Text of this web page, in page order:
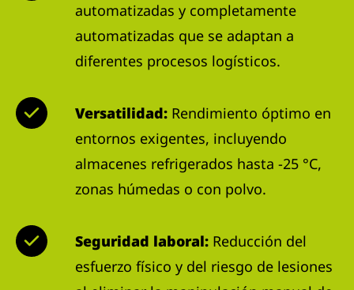
automatizadas y completamente
automatizadas que se adaptan a
diferentes procesos logísticos.
Versatilidad: Rendimiento óptimo en
entornos exigentes, incluyendo
almacenes refrigerados hasta -25 °C,
zonas húmedas o con polvo.
Seguridad laboral: Reducción del
esfuerzo físico y del riesgo de lesiones